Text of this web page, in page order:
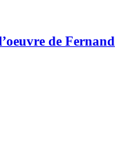
de Fernand